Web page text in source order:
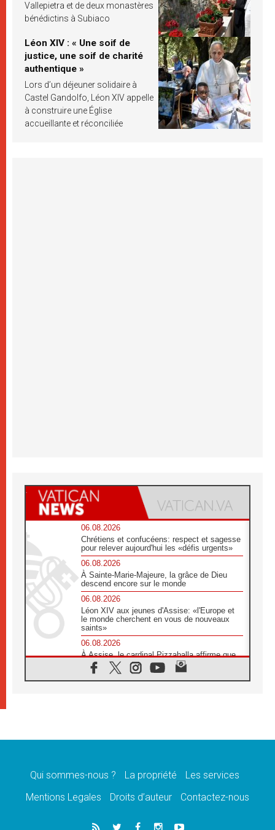
Vallepietra et de deux monastères
bénédictins à Subiaco
Léon XIV : « Une soif de
justice, une soif de charité
authentique »
Lors d’un déjeuner solidaire à
Castel Gandolfo, Léon XIV appelle
à construire une Église
accueillante et réconciliée
06.08.2026
Chrétiens et confucéens: respect et sagesse
pour relever aujourd'hui les «défis urgents»
06.08.2026
À Sainte-Marie-Majeure, la grâce de Dieu
descend encore sur le monde
06.08.2026
Léon XIV aux jeunes d'Assise: «l'Europe et
le monde cherchent en vous de nouveaux
saints»
06.08.2026
À Assise, le cardinal Pizzaballa affirme que
«les chrétiens veulent la paix»
06.08.2026
message de paix et de dignité humaine»
«La visite du Pape en Uruguay renforcera
05.08.2026
Qui sommes-nous ? La propriété
Les services
Mentions Legales
Droits d’auteur Contactez-nous